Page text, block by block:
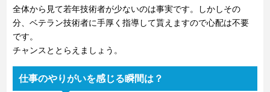
全体から見て若年技術者が少ないのは事実です。しかしその
分、ベテラン技術者に手厚く指導して貰えますので心配は不要
です。
チャンスととらえましょう。
仕事のやりがいを感じる瞬間は？